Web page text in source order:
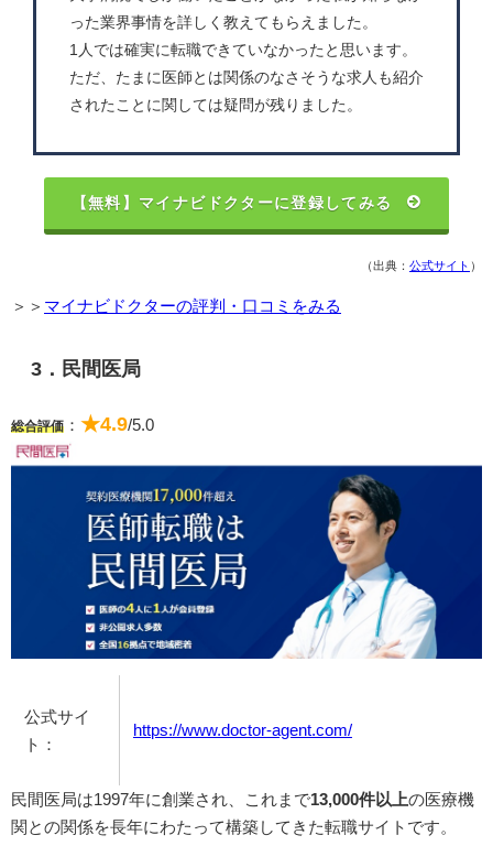
った業界事情を詳しく教えてもらえました。
1人では確実に転職できていなかったと思います。
ただ、たまに医師とは関係のなさそうな求人も紹介
されたことに関しては疑問が残りました。
【無料】マイナビドクターに登録してみる
（出典： 公式サイト ）
＞＞ マイナビドクターの評判・口コミをみる
3．民間医局
総合評価 ： ★4.9/5.0
公式サイ
ト：
https://www.doctor-agent.com/
民間医局は1997年に創業され、これまで13,000件以上の医療機
関との関係を長年にわたって構築してきた転職サイトです。